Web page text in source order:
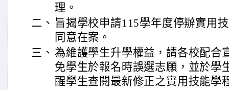
理。
二、 旨揭學校申請115學年度停辦實用
同意在案。
三、 為維護學生升學權益，請各校配合
免學生於報名時誤選志願，並於學
醒學生查閱最新修正之實用技能學